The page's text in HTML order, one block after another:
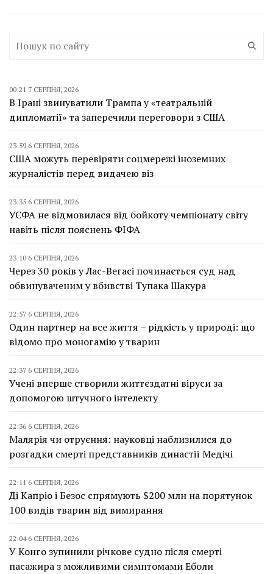
00:21 7 СЕРПНЯ, 2026
В Ірані звинуватили Трампа у «театральній
дипломатії» та заперечили переговори з США
23:59 6 СЕРПНЯ, 2026
США можуть перевіряти соцмережі іноземних
журналістів перед видачею віз
23:35 6 СЕРПНЯ, 2026
УЄФА не відмовилася від бойкоту чемпіонату світу
навіть після пояснень ФІФА
23:10 6 СЕРПНЯ, 2026
Через 30 років у Лас-Вегасі починається суд над
обвинуваченим у вбивстві Тупака Шакура
22:57 6 СЕРПНЯ, 2026
Один партнер на все життя – рідкість у природі: що
відомо про моногамію у тварин
22:37 6 СЕРПНЯ, 2026
Учені вперше створили життєздатні віруси за
допомогою штучного інтелекту
22:36 6 СЕРПНЯ, 2026
Малярія чи отруєння: науковці наблизилися до
розгадки смерті представників династії Медічі
22:11 6 СЕРПНЯ, 2026
Ді Капріо і Безос спрямують $200 млн на порятунок
100 видів тварин від вимирання
22:04 6 СЕРПНЯ, 2026
У Конго зупинили річкове судно після смерті
пасажира з можливими симптомами Еболи